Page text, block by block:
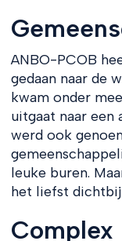
ANBO-PCOB
gedaan naar de
kwam onder
uitgaat naar
werd ook
leuke buren.
het liefst
Complex